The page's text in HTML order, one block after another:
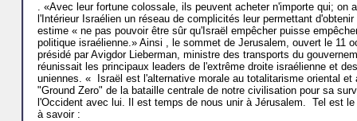
. «Avec leur fortune colossale, ils peuvent acheter n'importe qui; on
l'Intérieur Israélien un réseau de complicités leur permettant
estime « ne pas pouvoir être sûr qu'Israël empêcher puisse
politique israélienne.» Ainsi , le sommet de Jerusalem, ouvert le 11
présidé par Avigdor Lieberman, ministre des transports du
réunissait les principaux leaders de l'extrême droite israélienne et
uniennes. « Israël est l'alternative morale au totalitarisme oriental
"Ground Zero" de la bataille centrale de notre civilisation pour sa
l'Occident avec lui. Il est temps de nous unir à Jérusalem. Tel est
à savoir :